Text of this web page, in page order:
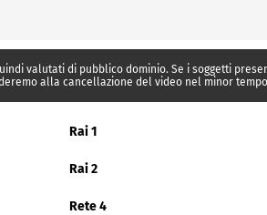
valutati di pubblico dominio. Se i soggetti
alla cancellazione del video nel minor
Rai 1
Rai 2
Rete 4